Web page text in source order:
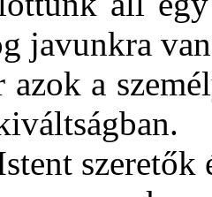
javunkra
azok a
szeretők